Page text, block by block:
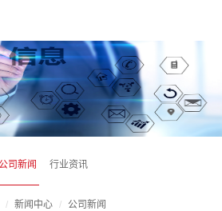
司新闻 行业资讯
新闻中心 公司新闻